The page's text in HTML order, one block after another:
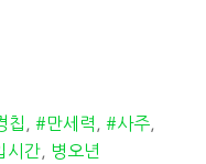
칩 , #만세력 , #사주,
시간, 병오년